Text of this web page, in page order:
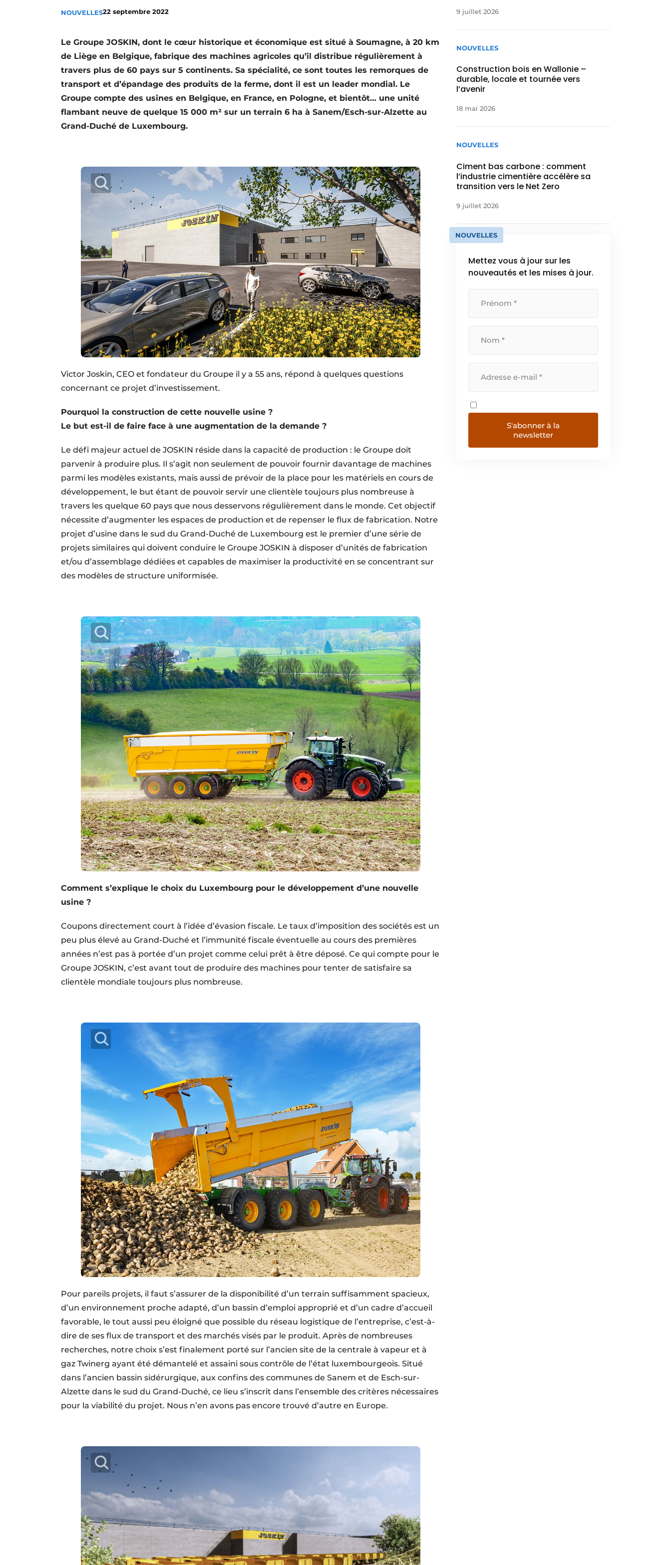
Termes et conditions
NOUVELLES22 septembre 2022
Le Groupe JOSKIN, dont le cœur historique et économique est situé à Soumagne, à 20 km
de Liège en Belgique, fabrique des machines agricoles qu’il distribue régulièrement à
travers plus de 60 pays sur 5 continents. Sa spécialité, ce sont toutes les remorques de
transport et d’épandage des produits de la ferme, dont il est un leader mondial. Le
Groupe compte des usines en Belgique, en France, en Pologne, et bientôt… une unité
flambant neuve de quelque 15 000 m² sur un terrain 6 ha à Sanem/Esch-sur-Alzette au
Grand-Duché de Luxembourg.
Victor Joskin, CEO et fondateur du Groupe il y a 55 ans, répond à quelques questions
concernant ce projet d’investissement.
Pourquoi la construction de cette nouvelle usine ?
Le but est-il de faire face à une augmentation de la demande ?
Le défi majeur actuel de JOSKIN réside dans la capacité de production : le Groupe doit
parvenir à produire plus. Il s’agit non seulement de pouvoir fournir davantage de machines
parmi les modèles existants, mais aussi de prévoir de la place pour les matériels en cours de
développement, le but étant de pouvoir servir une clientèle toujours plus nombreuse à
travers les quelque 60 pays que nous desservons régulièrement dans le monde. Cet objectif
nécessite d’augmenter les espaces de production et de repenser le flux de fabrication. Notre
projet d’usine dans le sud du Grand-Duché de Luxembourg est le premier d’une série de
projets similaires qui doivent conduire le Groupe JOSKIN à disposer d’unités de fabrication
et/ou d’assemblage dédiées et capables de maximiser la productivité en se concentrant sur
des modèles de structure uniformisée.
Comment s’explique le choix du Luxembourg pour le développement d’une nouvelle
usine ?
Coupons directement court à l’idée d’évasion fiscale. Le taux d’imposition des sociétés est un
peu plus élevé au Grand-Duché et l’immunité fiscale éventuelle au cours des premières
années n’est pas à portée d’un projet comme celui prêt à être déposé. Ce qui compte pour le
Groupe JOSKIN, c’est avant tout de produire des machines pour tenter de satisfaire sa
clientèle mondiale toujours plus nombreuse.
Pour pareils projets, il faut s’assurer de la disponibilité d’un terrain suffisamment spacieux,
d’un environnement proche adapté, d’un bassin d’emploi approprié et d’un cadre d’accueil
favorable, le tout aussi peu éloigné que possible du réseau logistique de l’entreprise, c’est-à-
dire de ses flux de transport et des marchés visés par le produit. Après de nombreuses
recherches, notre choix s’est finalement porté sur l’ancien site de la centrale à vapeur et à
gaz Twinerg ayant été démantelé et assaini sous contrôle de l’état luxembourgeois. Situé
dans l’ancien bassin sidérurgique, aux confins des communes de Sanem et de Esch-sur-
Alzette dans le sud du Grand-Duché, ce lieu s’inscrit dans l’ensemble des critères nécessaires
pour la viabilité du projet. Nous n’en avons pas encore trouvé d’autre en Europe.
9 juillet 2026
NOUVELLES
Construction bois en Wallonie –
durable, locale et tournée vers
l’avenir
18 mai 2026
NOUVELLES
Ciment bas carbone : comment
l’industrie cimentière accélère sa
transition vers le Net Zero
9 juillet 2026
NOUVELLES
Mettez vous à jour sur les
nouveautés et les mises à jour.
S'abonner à la
newsletter